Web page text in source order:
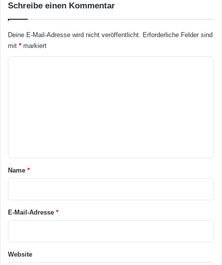
ü
r
o
r
r
t
Schreibe einen Kommentar
Deine E-Mail-Adresse wird nicht veröffentlicht. Erforderliche Felder sind
mit * markiert
a
r
Name *
E-Mail-Adresse *
Website